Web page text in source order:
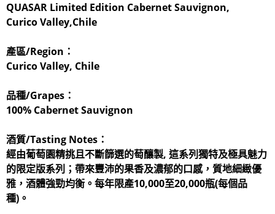
QUASAR Limited Edition Cabernet Sauvignon,
Curico Valley,Chile
產區/Region：
Curico Valley, Chile
品種/Grapes：
100% Cabernet Sauvignon
酒質/Tasting Notes：
經由葡萄園精挑且不斷篩選的萄釀製, 這系列獨特及極具魅力
的限定版系列；帶來豐沛的果香及濃郁的口感，質地細緻優
雅，酒體強勁均衡。每年限產10,000至20,000瓶(每個品
種)。